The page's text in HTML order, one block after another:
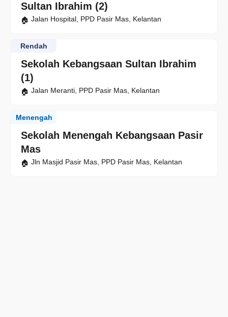
Sultan Ibrahim (2)
Jalan Hospital, PPD Pasir Mas, Kelantan
Sekolah Kebangsaan Sultan Ibrahim
(1)
Rendah
Jalan Meranti, PPD Pasir Mas, Kelantan
Sekolah Menengah Kebangsaan Pasir
Mas
Menengah
Jln Masjid Pasir Mas, PPD Pasir Mas, Kelantan